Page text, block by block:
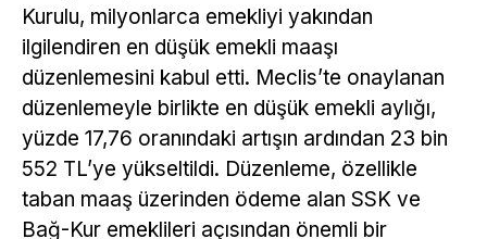
Kurulu, milyonlarca emekliyi yakından
ilgilendiren en düşük emekli maaşı
düzenlemesini kabul etti. Meclis’te onaylanan
düzenlemeyle birlikte en düşük emekli aylığı,
yüzde 17,76 oranındaki artışın ardından 23 bin
552 TL’ye yükseltildi. Düzenleme, özellikle
taban maaş üzerinden ödeme alan SSK ve
Bağ-Kur emeklileri açısından önemli bir